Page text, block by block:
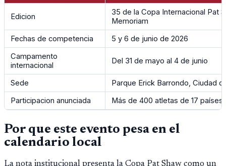
Edicion
35 de la Copa Internacional Pat
Memoriam
Fechas de competencia
5 y 6 de junio de 2026
Campamento
internacional
Del 31 de mayo al 4 de junio
Sede
Parque Erick Barrondo, Ciudad
Participacion anunciada
Más de 400 atletas de 17 países
Por que este evento pesa en el
calendario local
La nota institucional presenta la Copa Pat Shaw como un